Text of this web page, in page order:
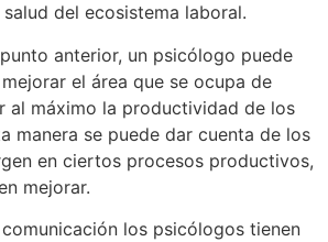
del ecosistema laboral.
anterior, un psicólogo puede
el área que se ocupa de
al máximo la productividad de los
manera se puede dar cuenta de los
en ciertos procesos productivos,
mejorar.
los psicólogos tienen